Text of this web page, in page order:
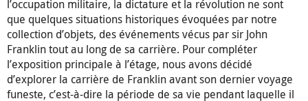
l’occupation militaire, la dictature et la révolution ne sont
que quelques situations historiques évoquées par notre
collection d’objets, des événements vécus par sir John
Franklin tout au long de sa carrière. Pour compléter
l’exposition principale à l’étage, nous avons décidé
d’explorer la carrière de Franklin avant son dernier voyage
funeste, c’est-à-dire la période de sa vie pendant laquelle il